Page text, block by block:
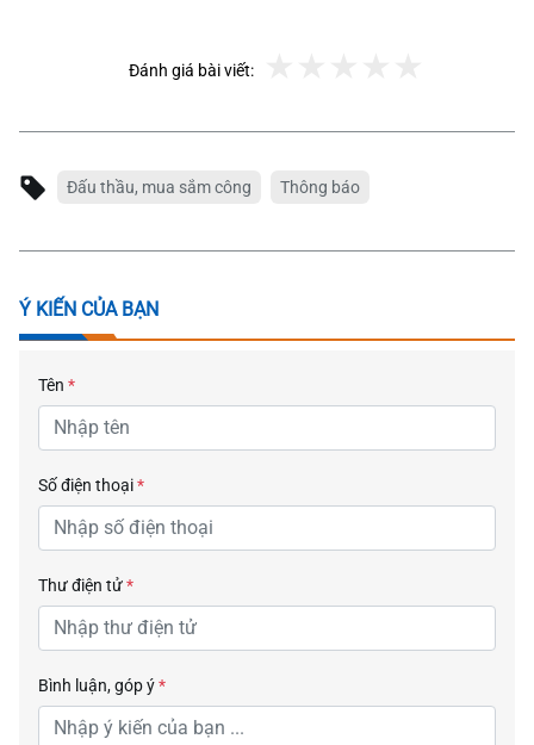
Đánh giá bài viết:
Đấu thầu, mua sắm công Thông báo
Ý KIẾN CỦA BẠN
Tên *
Số điện thoại*
Thư điện tử*
Bình luận, góp ý*